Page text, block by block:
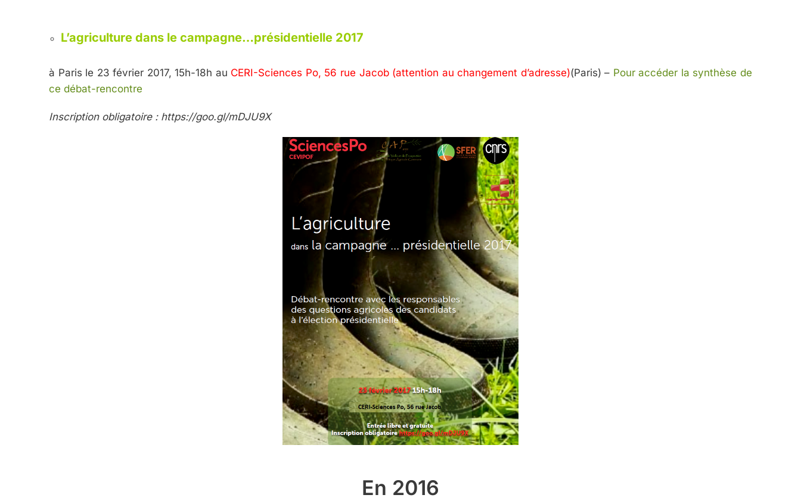
L’agriculture dans le campagne…présidentielle 2017
à Paris le 23 février 2017, 15h-18h au CERI-Sciences Po, 56 rue Jacob (attention au changement d’adresse)(Paris) – Pour accéder la synthèse de
ce débat-rencontre
Inscription obligatoire : https://goo.gl/mDJU9X
En 2016